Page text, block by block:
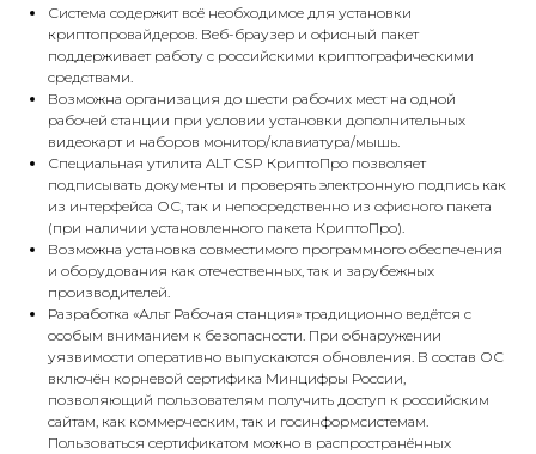
Система содержит всё необходимое для установки
криптопровайдеров. Веб-браузер и офисный пакет
поддерживает работу с российскими криптографическими
средствами.
Возможна организация до шести рабочих мест на одной
рабочей станции при условии установки дополнительных
видеокарт и наборов монитор/клавиатура/мышь.
Специальная утилита ALT CSP КриптоПро позволяет
подписывать документы и проверять электронную подпись как
из интерфейса ОС, так и непосредственно из офисного пакета
(при наличии установленного пакета КриптоПро).
Возможна установка совместимого программного обеспечения
и оборудования как отечественных, так и зарубежных
производителей.
Разработка «Альт Рабочая станция» традиционно ведётся с
особым вниманием к безопасности. При обнаружении
уязвимости оперативно выпускаются обновления. В состав ОС
включён корневой сертифика Минцифры России,
позволяющий пользователям получить доступ к российским
сайтам, как коммерческим, так и госинформсистемам.
Пользоваться сертификатом можно в распространённых